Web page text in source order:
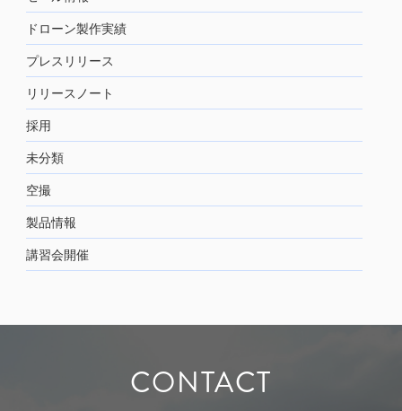
ドローン製作実績
プレスリリース
リリースノート
採用
未分類
空撮
製品情報
講習会開催
CONTACT